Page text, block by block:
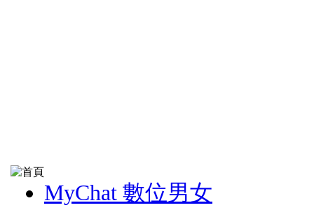
MyChat 數位男女